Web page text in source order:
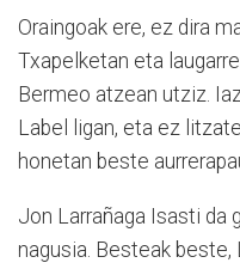
Oraingoak ere, ez dira
Txapelketan eta
Bermeo atzean utziz.
Label ligan, eta ez
honetan beste
Jon Larrañaga Isasti da
nagusia. Besteak beste,